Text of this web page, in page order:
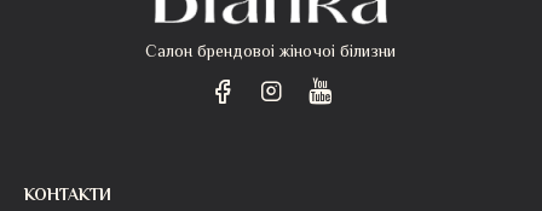
Салон брендовоі жіночоі білизни
КОНТАКТИ